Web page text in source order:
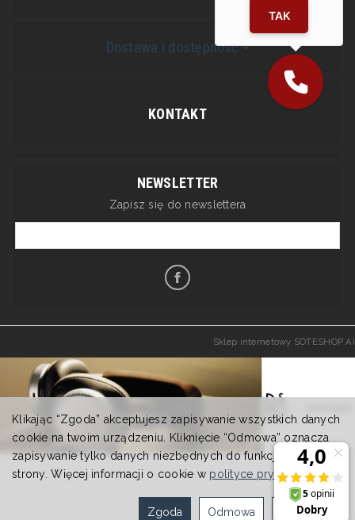
Dostawa i dostępność
KONTAKT
NEWSLETTER
Zapisz się do newslettera
Sklep internetowy SOTESHOP AI
Klikając “Zgoda” akceptujesz zapisywanie wszystkich danych
cookie na twoim urządzeniu. Kliknięcie “Odmowa” oznacza
zapisywanie tylko danych niezbędnych do funkcjonowania
strony. Więcej informacji o cookie w polityce prywatności.
Ustawienia
Odmowa
Zgoda
TAK